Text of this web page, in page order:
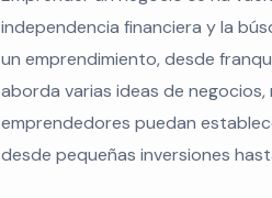
independencia financiera y la
un emprendimiento, desde
aborda varias ideas de
emprendedores puedan
desde pequeñas inversiones